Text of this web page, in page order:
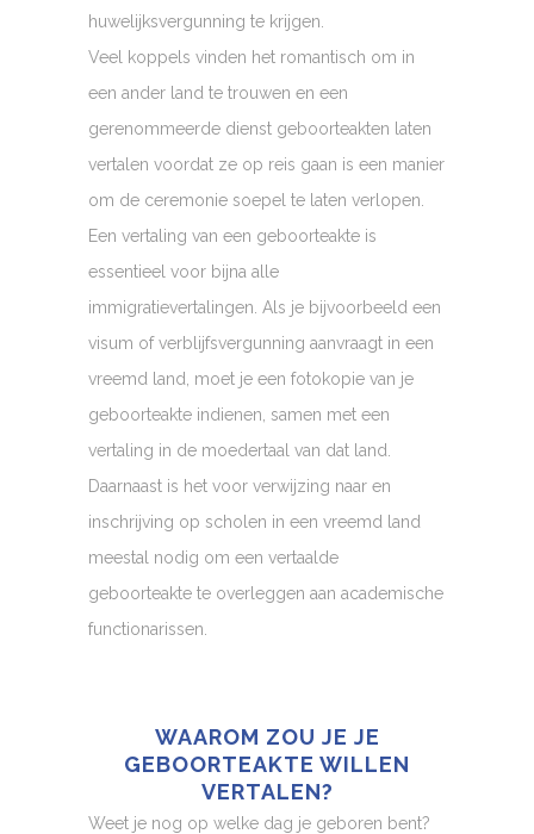
huwelijksvergunning te krijgen.
Veel koppels vinden het romantisch om in
een ander land te trouwen en een
gerenommeerde dienst geboorteakten laten
vertalen voordat ze op reis gaan is een manier
om de ceremonie soepel te laten verlopen.
Een vertaling van een geboorteakte is
essentieel voor bijna alle
immigratievertalingen. Als je bijvoorbeeld een
visum of verblijfsvergunning aanvraagt in een
vreemd land, moet je een fotokopie van je
geboorteakte indienen, samen met een
vertaling in de moedertaal van dat land.
Daarnaast is het voor verwijzing naar en
inschrijving op scholen in een vreemd land
meestal nodig om een vertaalde
geboorteakte te overleggen aan academische
functionarissen.
WAAROM ZOU JE JE
GEBOORTEAKTE WILLEN
VERTALEN?
Weet je nog op welke dag je geboren bent?